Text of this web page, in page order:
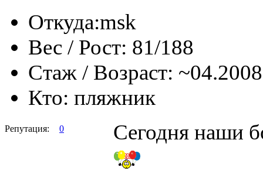
Откуда:msk
Вес / Рост: 81/188
Стаж / Возраст: ~04.2008
Кто: пляжник
Репутация: 0 Сегодня наши